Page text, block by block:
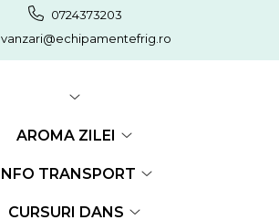
0724373203
vanzari@echipamentefrig.ro
AROMA ZILEI
INFO TRANSPORT
CURSURI DANS